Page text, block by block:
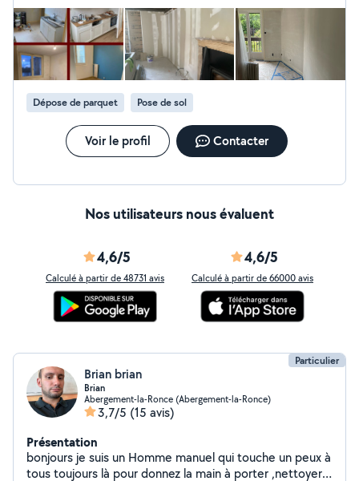
Dépose de parquet Pose de sol
Voir le profil Contacter
Nos utilisateurs nous évaluent
4,6/5
Calculé à partir de 48731 avis
4,6/5
Calculé à partir de 66000 avis
Particulier
Brian brian
Brian
Abergement-la-Ronce (Abergement-la-Ronce)
3,7/5 (15 avis)
Présentation
bonjours je suis un Homme manuel qui touche un peux à
tous toujours là pour donnez la main à porter ,nettoyer